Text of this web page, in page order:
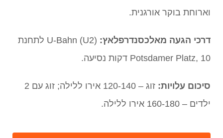
וארוחת בוקר אורגנית.
דרכי הגעה מאלכסנדרפלאץ:
U-Bahn (U2) לתחנת
Potsdamer Platz, 10 דקות נסיעה.
סיכום עלויות:
זוג – 120-140 אירו ללילה; זוג עם 2
ילדים – 160-180 אירו ללילה.